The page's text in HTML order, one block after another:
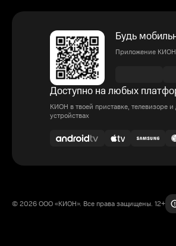
Будь
Приложение КИОН
Доступно на любых
КИОН в твоей приставке, телевизоре и
устройствах
© 2026 ООО «КИОН». Все права защищены. 12+